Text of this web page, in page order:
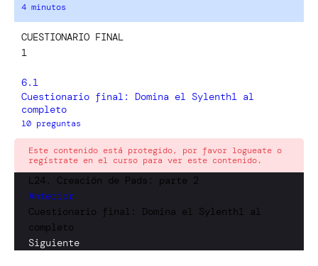
4 minutos
CUESTIONARIO FINAL
1
6.1
Cuestionario final: Domina el Sylenth1 al
completo
10 preguntas
Este contenido está protegido, por favor logueate o
regístrate en el curso para ver este contenido.
L24. Creación de Pads: parte 2
Anterior
Cuestionario final: Domina el Sylenth1 al
completo
Siguiente